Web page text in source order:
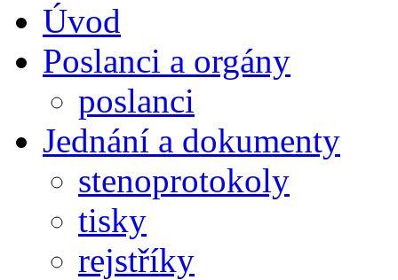
Úvod
Poslanci a orgány
poslanci
Jednání a dokumenty
stenoprotokoly
tisky
rejstříky